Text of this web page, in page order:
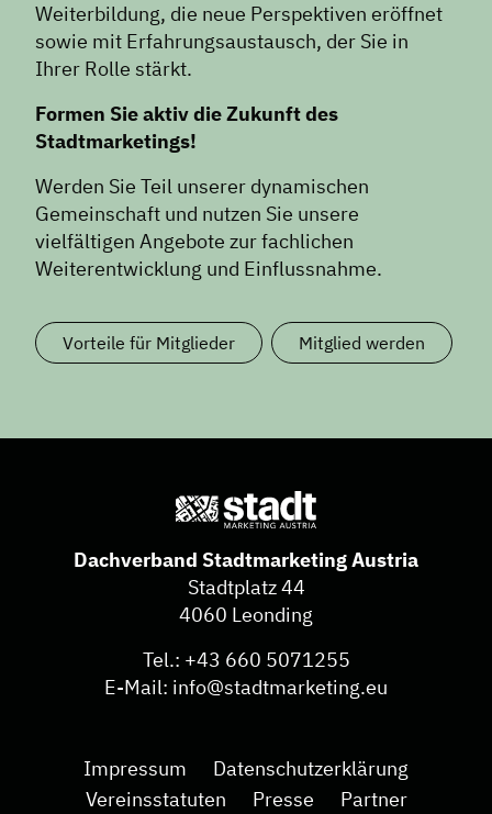
Weiterbildung, die neue Perspektiven eröffnet
sowie mit Erfahrungsaustausch, der Sie in
Ihrer Rolle stärkt.
Formen Sie aktiv die Zukunft des
Stadtmarketings!
Werden Sie Teil unserer dynamischen
Gemeinschaft und nutzen Sie unsere
vielfältigen Angebote zur fachlichen
Weiterentwicklung und Einflussnahme.
Vorteile für Mitglieder Mitglied werden
Dachverband Stadtmarketing Austria
Stadtplatz 44
4060 Leonding
Tel.: +43 660 5071255
E-Mail: info@stadtmarketing.eu
Impressum
Datenschutzerklärung
Vereinsstatuten
Presse Partner